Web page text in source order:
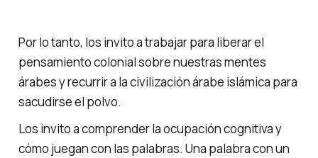
Por lo tanto, los invito a trabajar para liberar el
pensamiento colonial sobre nuestras mentes
árabes y recurrir a la civilización árabe islámica para
sacudirse el polvo.
Los invito a comprender la ocupación cognitiva y
cómo juegan con las palabras. Una palabra con un